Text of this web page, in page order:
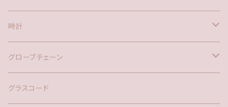
時計
バックチャーム
ネックレス
グローブチェーン
バックチャーム
グラスコード